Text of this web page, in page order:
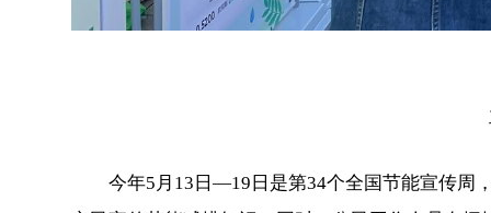
今年5月13日—19日是第34个全国节能宣传周